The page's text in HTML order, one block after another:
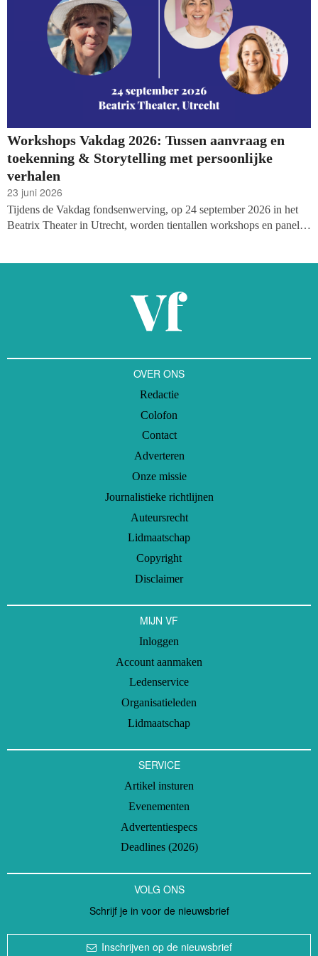
Workshops Vakdag 2026: Tussen aanvraag en
toekenning & Storytelling met persoonlijke
verhalen
23 juni 2026
Tijdens de Vakdag fondsenwerving, op 24 september 2026 in het
Beatrix Theater in Utrecht, worden tientallen workshops en panels
over activerende storytelling aan de hand van persoonlijke verhalen.
OVER ONS
Redactie
Colofon
Contact
Adverteren
Onze missie
Journalistieke richtlijnen
Auteursrecht
Lidmaatschap
Copyright
Disclaimer
MIJN VF
Inloggen
Account aanmaken
Ledenservice
Organisatieleden
Lidmaatschap
SERVICE
Artikel insturen
Evenementen
Advertentiespecs
Deadlines (2026)
VOLG ONS
Schrijf je in voor de nieuwsbrief
Inschrijven op de nieuwsbrief